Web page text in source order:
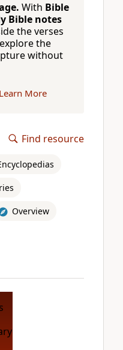
With Bible
Bible notes
the verses
the
without
Learn More
Find resource
Overview